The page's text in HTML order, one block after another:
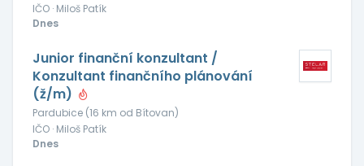
IČO · Miloš Patík
Dnes
Junior finanční konzultant /
Konzultant finančního plánování
(ž/m)
Pardubice (16 km od Bítovan)
IČO · Miloš Patík
Dnes